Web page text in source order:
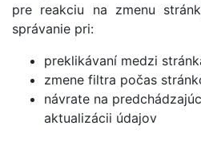
pre reakciu na zmenu
správanie pri:
preklikávaní medzi
zmene filtra počas
návrate na
aktualizácii údajov